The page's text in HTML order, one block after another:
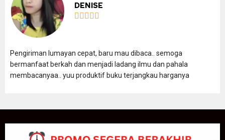
DENISE
    
Pengiriman lumayan cepat, baru mau dibaca.. semoga
bermanfaat berkah dan menjadi ladang ilmu dan pahala
membacanyaa.. yuu produktif buku terjangkau harganya